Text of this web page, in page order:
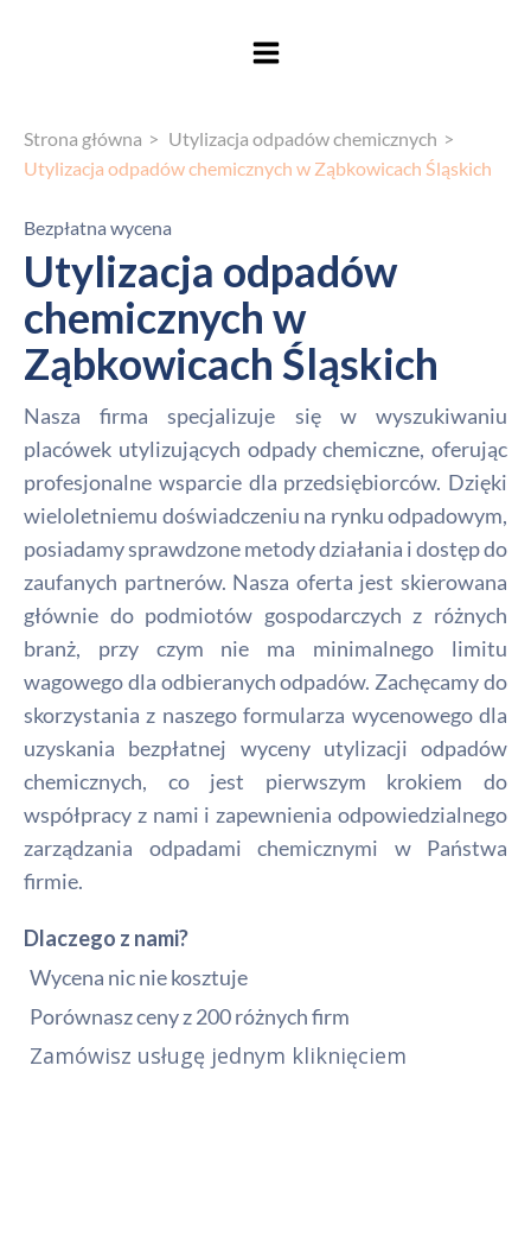
Strona główna
Utylizacja odpadów chemicznych
Utylizacja odpadów chemicznych w Ząbkowicach Śląskich
Bezpłatna wycena
Utylizacja odpadów
chemicznych w
Ząbkowicach Śląskich
Nasza firma specjalizuje się w wyszukiwaniu
placówek utylizujących odpady chemiczne, oferując
profesjonalne wsparcie dla przedsiębiorców. Dzięki
wieloletniemu doświadczeniu na rynku odpadowym,
posiadamy sprawdzone metody działania i dostęp do
zaufanych partnerów. Nasza oferta jest skierowana
głównie do podmiotów gospodarczych z różnych
branż, przy czym nie ma minimalnego limitu
wagowego dla odbieranych odpadów. Zachęcamy do
skorzystania z naszego formularza wycenowego dla
uzyskania bezpłatnej wyceny utylizacji odpadów
chemicznych, co jest pierwszym krokiem do
współpracy z nami i zapewnienia odpowiedzialnego
zarządzania odpadami chemicznymi w Państwa
firmie.
Dlaczego z nami?
Wycena nic nie kosztuje
Porównasz ceny z 200 różnych firm
Zamówisz usługę jednym kliknięciem